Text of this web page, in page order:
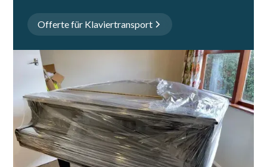
Offerte für Klaviertransport